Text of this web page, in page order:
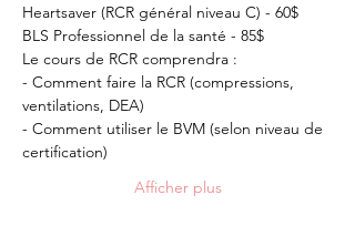
Heartsaver (RCR général niveau C) - 60$
BLS Professionnel de la santé - 85$
Le cours de RCR comprendra :
- Comment faire la RCR (compressions,
ventilations, DEA)
- Comment utiliser le BVM (selon niveau de
certification)
Afficher plus